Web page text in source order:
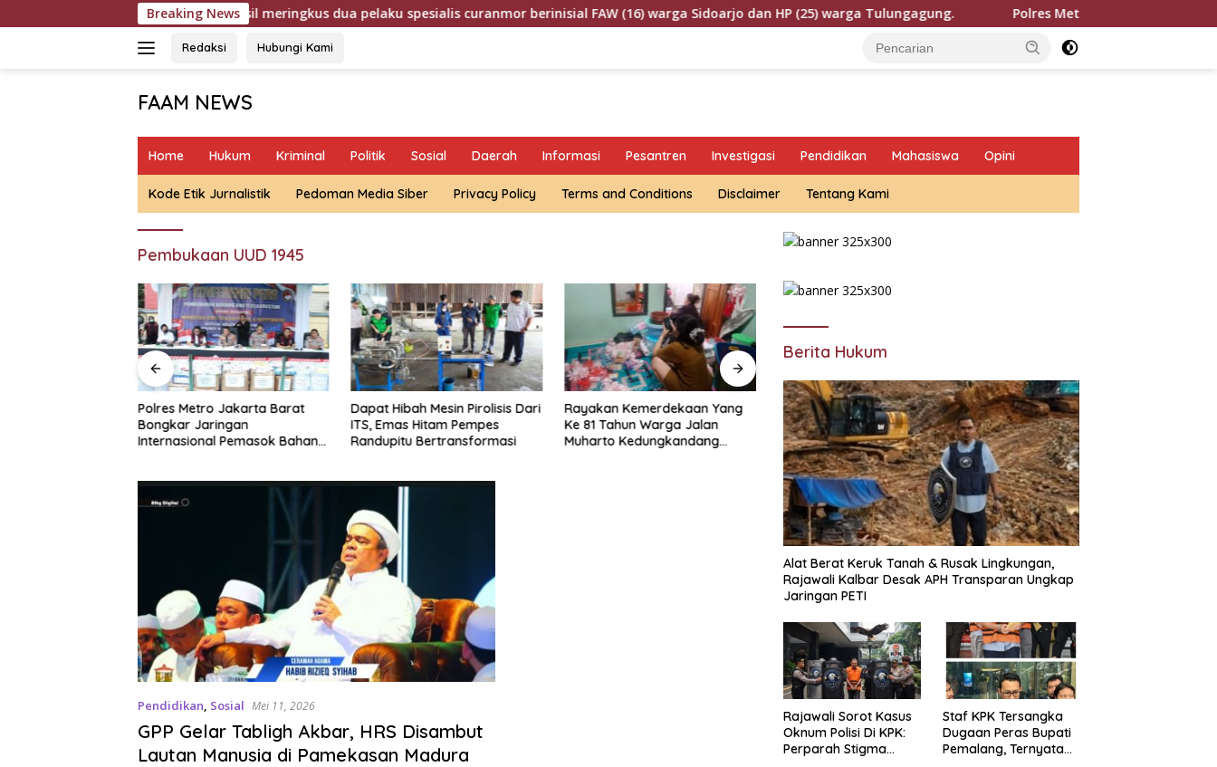
ke
Breaking News
cepat memburu dan berhasil meringkus dua pelaku spesialis curanmor berinisial FAW (16) warga Sidoarjo dan HP (25) warga Tulungagung. Polres Metro Jakarta Barat Bongkar
Redaksi Hubungi Kami
FAAM NEWS
Fakta,
Aspirasi
Home Hukum Kriminal Politik Sosial Daerah Informasi Pesantren Investigasi Pendidikan Mahasiswa Opini
Kode Etik Jurnalistik Pedoman Media Siber Privacy Policy Terms and Conditions Disclaimer Tentang Kami
Pembukaan UUD 1945
Polres Metro Jakarta Barat
Bongkar Jaringan
Internasional Pemasok Bahan
Dimusnahkan
Dapat Hibah Mesin Pirolisis Dari
ITS, Emas Hitam Pempes
Randupitu Bertransformasi
Rayakan Kemerdekaan Yang
Ke 81 Tahun Warga Jalan
Muharto Kedungkandang
*Pemerintah kab Malang
Melalui DPU Bina Marga
Lakukan Pelebaran Ruas Jalan
Desa Adi Wijaya Kepanjen
Ketika Pengadilan
Ditolak,Pertanyaan itu Tetap
Tinggal
Pendidikan, Sosial Mei 11, 2026
GPP Gelar Tabligh Akbar, HRS Disambut
Lautan Manusia di Pamekasan Madura
Berita Hukum
Alat Berat Keruk Tanah & Rusak Lingkungan,
Rajawali Kalbar Desak APH Transparan Ungkap
Jaringan PETI
Rajawali Sorot Kasus
Oknum Polisi Di KPK:
Perparah Stigma
Staf KPK Tersangka
Dugaan Peras Bupati
Pemalang, Ternyata